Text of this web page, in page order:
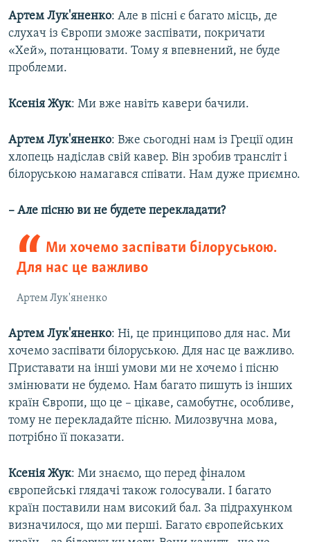
Артем Лук'яненко: Але в пісні є багато місць, де
слухач із Європи зможе заспівати, покричати
«Хей», потанцювати. Тому я впевнений, не буде
проблеми.
Ксенія Жук: Ми вже навіть кавери бачили.
Артем Лук'яненко: Вже сьогодні нам із Греції один
хлопець надіслав свій кавер. Він зробив трансліт і
білоруською намагався співати. Нам дуже приємно.
– Але пісню ви не будете перекладати?
Ми хочемо заспівати білоруською.
Для нас це важливо
Артем Лук'яненко
Артем Лук'яненко: Ні, це принципово для нас. Ми
хочемо заспівати білоруською. Для нас це важливо.
Приставати на інші умови ми не хочемо і пісню
змінювати не будемо. Нам багато пишуть із інших
країн Європи, що це – цікаве, самобутнє, особливе,
тому не перекладайте пісню. Милозвучна мова,
потрібно її показати.
Ксенія Жук: Ми знаємо, що перед фіналом
європейські глядачі також голосували. І багато
країн поставили нам високий бал. За підрахунком
визначилося, що ми перші. Багато європейських